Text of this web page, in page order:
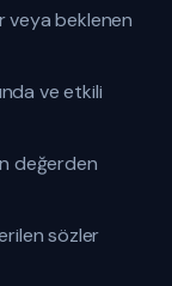
veya beklenen
ve etkili
değerden
sözler